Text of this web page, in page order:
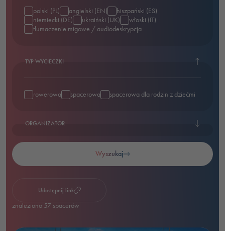
polski (PL) angielski (EN)
hiszpański (ES)
niemiecki (DE)
ukraiński (UK)
włoski (IT)
tłumaczenie migowe / audiodeskrypcja
TYP WYCIECZKI
rowerowa spacerowa spacerowa dla rodzin z dziećmi
ORGANIZATOR
Wyszukaj
znaleziono 57 spacerów
Udostępnij link